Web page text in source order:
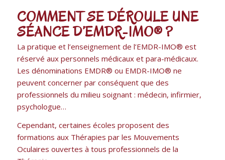
COMMENT SE DÉROULE UNE
SÉANCE D’EMDR-IMO® ?
La pratique et l’enseignement de l’EMDR-IMO® est
réservé aux personnels médicaux et para-médicaux.
Les dénominations EMDR® ou EMDR-IMO® ne
peuvent concerner par conséquent que des
professionnels du milieu soignant : médecin, infirmier,
psychologue…
Cependant, certaines écoles proposent des
formations aux Thérapies par les Mouvements
Oculaires ouvertes à tous professionnels de la